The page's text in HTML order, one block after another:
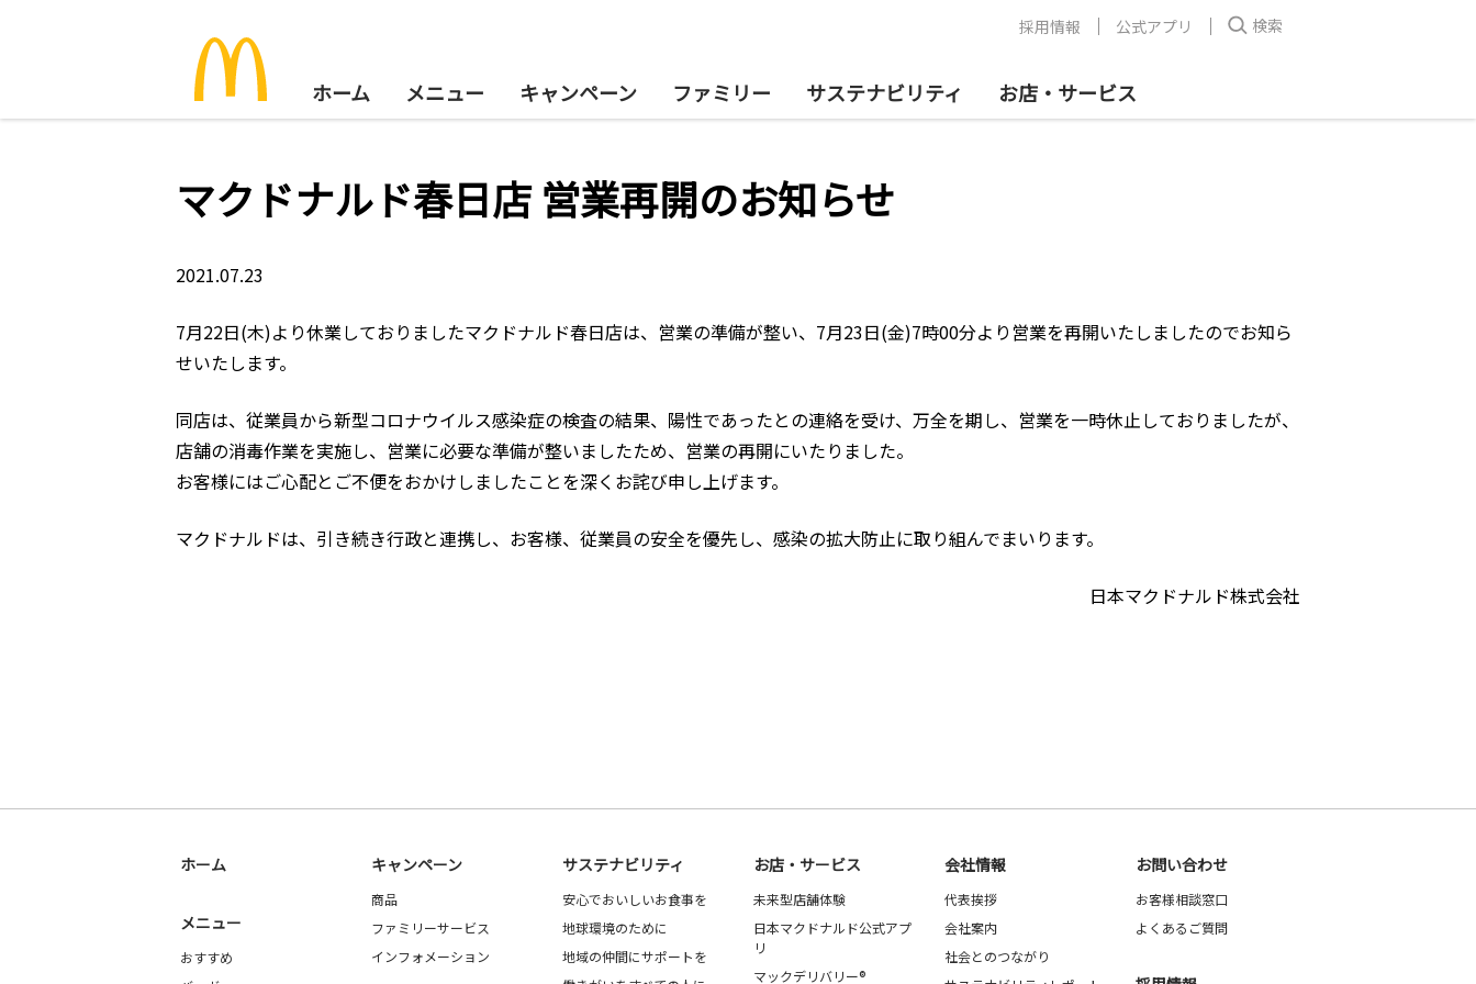
ホーム メニュー キャンペーン ファミリー サステナビリティ お店・サービス
採用情報 公式アプリ 検索
マクドナルド春日店 営業再開のお知らせ
2021.07.23
7月22日(木)より休業しておりましたマクドナルド春日店は、営業の準備が整い、7月23日(金)7時00分より営業を再開いたしましたのでお知ら
せいたします。
同店は、従業員から新型コロナウイルス感染症の検査の結果、陽性であったとの連絡を受け、万全を期し、営業を一時休止しておりましたが、
店舗の消毒作業を実施し、営業に必要な準備が整いましたため、営業の再開にいたりました。
お客様にはご心配とご不便をおかけしましたことを深くお詫び申し上げます。
マクドナルドは、引き続き行政と連携し、お客様、従業員の安全を優先し、感染の拡大防止に取り組んでまいります。
日本マクドナルド株式会社
ホーム
メニュー
おすすめ
キャンペーン
商品
ファミリーサービス
インフォメーション
サステナビリティ
安心でおいしいお食事を
地球環境のために
地域の仲間にサポートを
お店・サービス
未来型店舗体験
日本マクドナルド公式アプ
リ
マックデリバリー®
会社情報
代表挨拶
会社案内
社会とのつながり
お問い合わせ
お客様相談窓口
よくあるご質問